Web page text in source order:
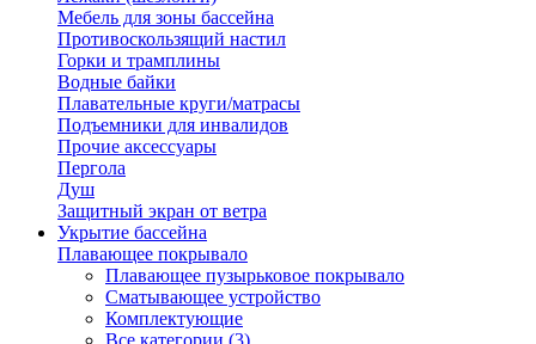
Мебель для зоны бассейна
Противоскользящий настил
Горки и трамплины
Водные байки
Плавательные круги/матрасы
Подъемники для инвалидов
Прочие аксессуары
Пергола
Душ
Защитный экран от ветра
Укрытие бассейна
Плавающее покрывало
Плавающее пузырьковое покрывало
Сматывающее устройство
Комплектующие
Все категории (3)